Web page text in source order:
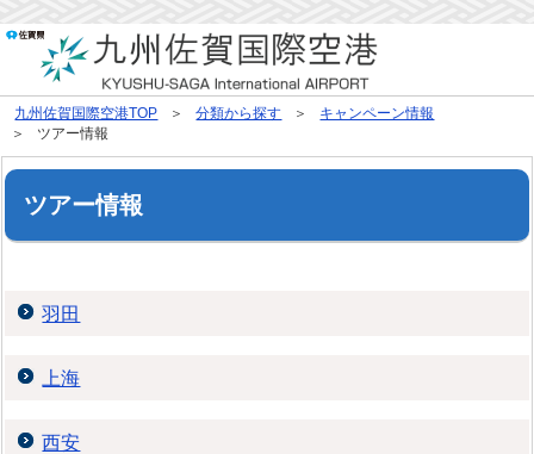
九州佐賀国際空港TOP 分類から探す
キャンペーン情報
ツアー情報
ツアー情報
羽田
上海
西安